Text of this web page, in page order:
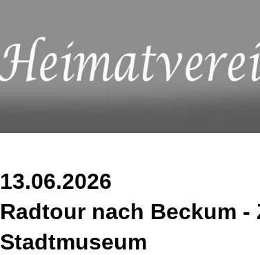
13.06.2026
Radtour nach Beckum -
Stadtmuseum